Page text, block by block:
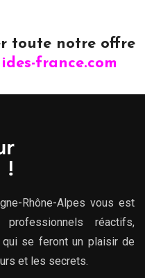
toute notre offre
france.com
Rhône-Alpes vous est
réactifs,
se feront un plaisir de
et les secrets.